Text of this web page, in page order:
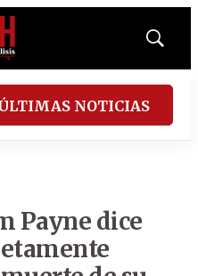
Mostrar
NOTICIAS
Payne dice